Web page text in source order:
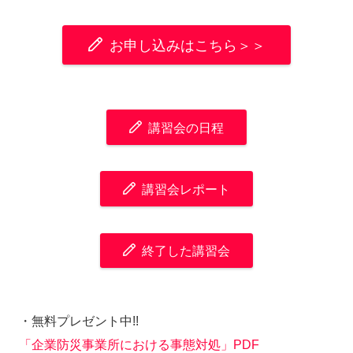
お申し込みはこちら＞＞
講習会の日程
講習会レポート
終了した講習会
・無料プレゼント中!!
「企業防災事業所における事態対処」PDF